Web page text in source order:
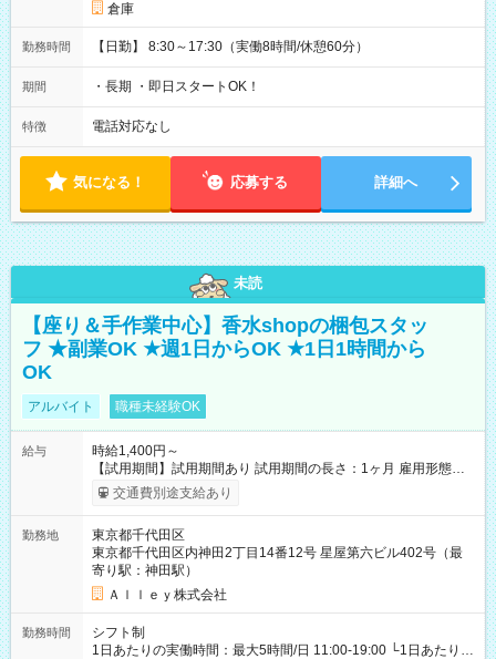
倉庫
勤務時間 【日勤】 8:30～17:30（実働8時間/休憩60分）
期間 ・長期 ・即日スタートOK！
特徴 電話対応なし
気になる！ 応募する 詳細へ
未読
【座り＆手作業中心】香水shopの梱包スタッ
フ ★副業OK ★週1日からOK ★1日1時間から
OK
アルバイト 職種未経験OK
給与
時給1,400円～
【試用期間】試用期間あり 試用期間の長さ：1ヶ月 雇用形態、
給与は本採用時と同じです。
交通費別途支給あり
勤務地
東京都千代田区
東京都千代田区内神田2丁目14番12号 星屋第六ビル402号（最
寄り駅：神田駅）
Ａｌｌｅｙ株式会社
勤務時間
シフト制
1日あたりの実働時間：最大5時間/日 11:00-19:00 └1日あたりの